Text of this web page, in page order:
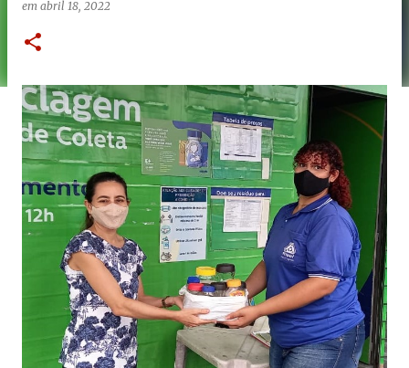
em abril 18, 2022